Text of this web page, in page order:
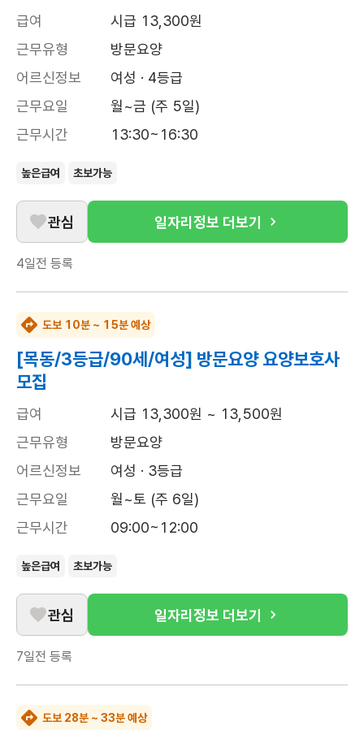
급여
시급 13,300원
근무유형
방문요양
어르신정보
여성 · 4등급
근무요일
월~금 (주 5일)
근무시간
13:30~16:30
높은급여 초보가능
관심 일자리정보 더보기
4일전 등록
도보 10분 ~ 15분 예상
[목동/3등급/90세/여성] 방문요양 요양보호사
모집
급여
시급 13,300원 ~ 13,500원
근무유형
방문요양
어르신정보
여성 · 3등급
근무요일
월~토 (주 6일)
근무시간
09:00~12:00
높은급여 초보가능
관심 일자리정보 더보기
7일전 등록
도보 28분 ~ 33분 예상